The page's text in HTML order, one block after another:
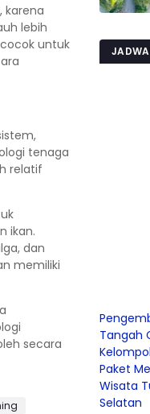
karena
lebih
untuk
tenaga
relatif
ikan.
dan
memiliki
secara
Tangah
Paket
Wisata
Selatan